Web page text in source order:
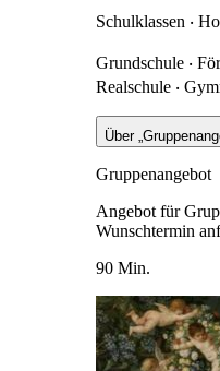
Schulklassen ‧
Grundschule ‧
Realschule ‧
Über
Gruppenangebot
Angebot für
Wunschtermin
90 Min.